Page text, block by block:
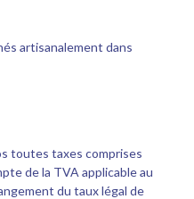
artisanalement dans
toutes taxes comprises
de la TVA applicable au
du taux légal de